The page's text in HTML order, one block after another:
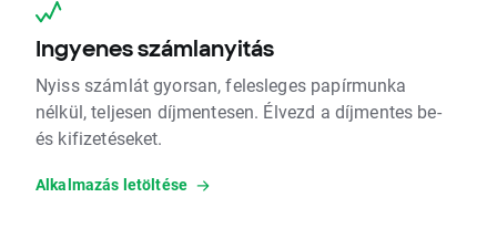
Ingyenes számlanyitás
Nyiss számlát gyorsan, felesleges papírmunka
nélkül, teljesen díjmentesen. Élvezd a díjmentes be-
és kifizetéseket.
Alkalmazás letöltése